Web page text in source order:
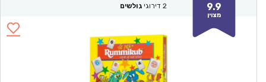
9.9
מצוין
2 דירוגי גולשים